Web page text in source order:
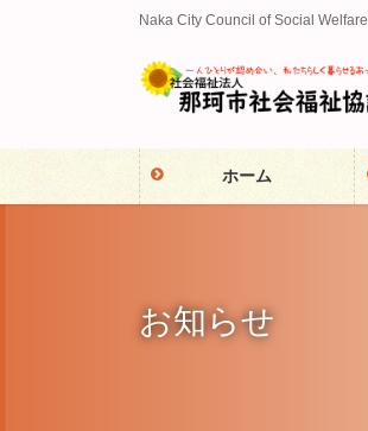
に
ョ
Naka City Council of Social Welfare
ホーム
お知らせ